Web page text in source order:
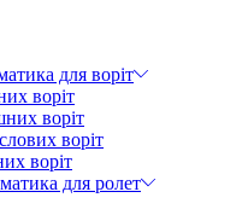
для воріт
воріт
воріт
воріт
воріт
для ролет